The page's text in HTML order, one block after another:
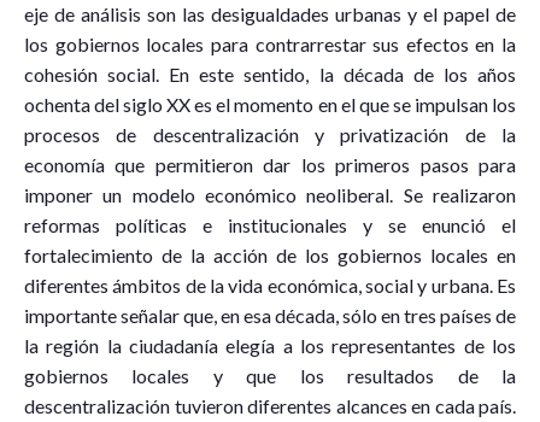
eje de análisis son las desigualdades urbanas y el papel de
los gobiernos locales para contrarrestar sus efectos en la
cohesión social. En este sentido, la década de los años
ochenta del siglo XX es el momento en el que se impulsan los
procesos de descentralización y privatización de la
economía que permitieron dar los primeros pasos para
imponer un modelo económico neoliberal. Se realizaron
reformas políticas e institucionales y se enunció el
fortalecimiento de la acción de los gobiernos locales en
diferentes ámbitos de la vida económica, social y urbana. Es
importante señalar que, en esa década, sólo en tres países de
la región la ciudadanía elegía a los representantes de los
gobiernos locales y que los resultados de la
descentralización tuvieron diferentes alcances en cada país.